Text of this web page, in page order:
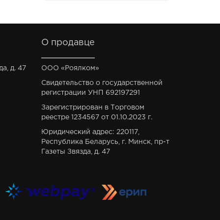
д. 47
О продавце
ООО «Роялком»
Свидетельство о государственной
регистрации УНП 692197291
Зарегистрирован в Торговом
реестре 1234567 от 01.10.2023 г.
Юридический адрес: 220117,
Республика Беларусь, г. Минск, пр-т
Газеты Звязда, д. 47